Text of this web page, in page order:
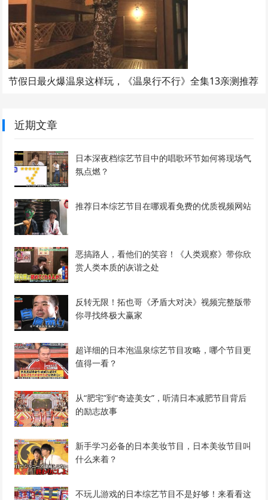
节假日最火爆温泉这样玩，《温泉行不行》全集13亲测推荐
近期文章
日本深夜档综艺节目中的唱歌环节如何将现场气
氛点燃？
推荐日本综艺节目在哪观看免费的优质视频网站
恶搞路人，看他们的笑容！《人类观察》带你欣
赏人类本质的诙谐之处
反转无限！拓也哥《矛盾大对决》视频完整版带
你寻找终极大赢家
超详细的日本泡温泉综艺节目攻略，哪个节目更
值得一看？
从“肥宅”到“奇迹美女”，听清日本减肥节目背后
的励志故事
新手学习必备的日本美妆节目，日本美妆节目叫
什么来着？
不玩儿游戏的日本综艺节目不是好够！来看看这